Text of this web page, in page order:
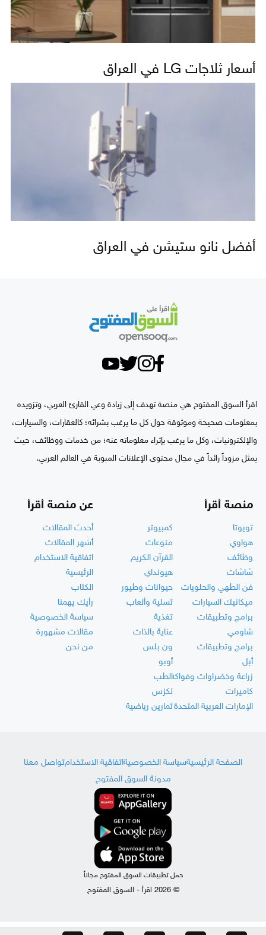
أسعار ثلاجات LG في العراق
أفضل نانو ستيشن في العراق
اقرأ السوق المفتوح هي منصة تهدف إلى زيادة وعي القارئ العربي، وتزويده
بمعلومات صحيحة وموثوقة حول كل ما يرغب بشرائه؛ كالعقارات، والسيارات،
والإلكترونيات، وكل ما يرغب بإثراء معلوماته عنه؛ من خدمات ووظائف، حيث
يمثل مزوداً رائداً في مجال محتوى الإعلانات المبوبة في العالم العربي.
منصة أقرأ
تويوتا
كمبيوتر
هواوي
منوعات
وظائف
القرآن الكريم
شاشات
هيونداي
فن الطهي والحلويات
حيوانات وطيور
ميكانيك السيارات
تسلية وألعاب
برامج وتطبيقات
تغذية
شاومي
عناية بالذات
برامج وتطبيقات
ون بلس
أبل
أوبو
زراعة وخضراوات وفواكهالطب
كاميرات
لكزس
الإمارات العربية المتحدةتمارين رياضية
عن منصة أقرأ
أحدث المقالات
أشهر المقالات
اتفاقية الاستخدام
الرئيسية
الكتاب
رأيك يهمنا
سياسة الخصوصية
مقالات مشهورة
من نحن
الصفحة الرئيسيةسياسة الخصوصيةاتفاقية الاستخدامتواصل معنا
مدونة السوق المفتوح
حمل تطبيقات السوق المفتوح مجاناً
© 2026 اقرأ - السوق المفتوح